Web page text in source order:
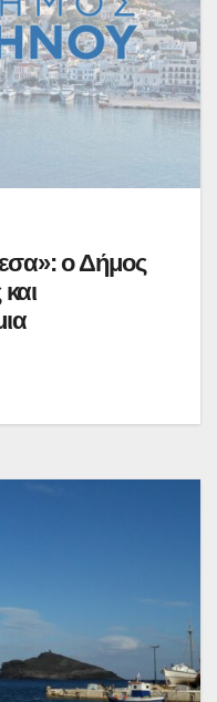
ο Δήμος